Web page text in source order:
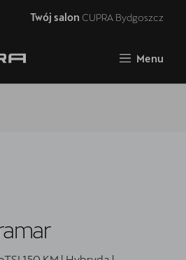
Twój salon CUPRA Bydgoszcz
Menu
ręki